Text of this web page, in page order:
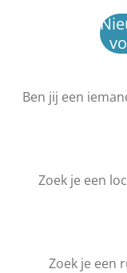
Ben jij een
Zoek je een
Zoek je een